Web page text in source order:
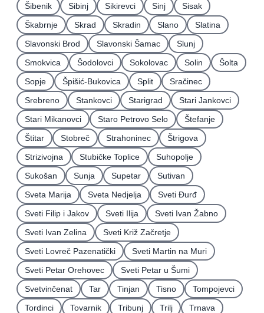
Šibenik
Sibinj Sikirevci Sinj
Sisak
Škabrnje
Skrad Skradin Slano
Slatina
Slavonski Brod
Slavonski Šamac
Slunj
Smokvica
Šodolovci Sokolovac Solin
Šolta
Sopje
Špišić-Bukovica Split
Sračinec
Srebreno
Stankovci Starigrad
Stari Jankovci
Stari Mikanovci
Staro Petrovo Selo
Štefanje
Štitar
Stobreč Strahoninec
Štrigova
Strizivojna
Stubičke Toplice
Suhopolje
Sukošan
Sunja Supetar
Sutivan
Sveta Marija
Sveta Nedjelja
Sveti Ðurđ
Sveti Filip i Jakov
Sveti Ilija
Sveti Ivan Žabno
Sveti Ivan Zelina
Sveti Križ Začretje
Sveti Lovreč Pazenatički
Sveti Martin na Muri
Sveti Petar Orehovec
Sveti Petar u Šumi
Svetvinčenat
Tar Tinjan Tisno
Tompojevci
Tordinci
Tovarnik Tribunj Trilj
Trnava